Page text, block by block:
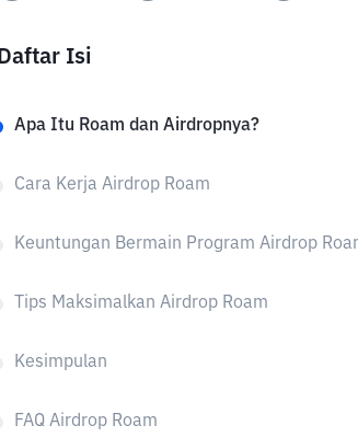
Daftar Isi
Apa Itu Roam dan Airdropnya?
Cara Kerja Airdrop Roam
Keuntungan Bermain Program Airdrop
Tips Maksimalkan Airdrop Roam
Kesimpulan
FAQ Airdrop Roam